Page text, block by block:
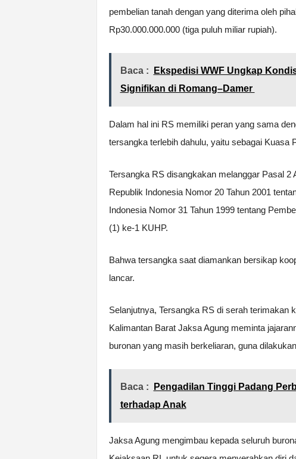
pembelian tanah dengan yang diterima oleh
Rp30.000.000.000 (tiga puluh miliar rupiah).
Baca :
Ekspedisi WWF Ungkap
Signifikan di Romang–Damer
Dalam hal ini RS memiliki peran yang sama
tersangka terlebih dahulu, yaitu sebagai Kuasa
Tersangka RS disangkakan melanggar Pasal
Republik Indonesia Nomor 20 Tahun 2001
Indonesia Nomor 31 Tahun 1999 tentang
(1) ke-1 KUHP.
Bahwa tersangka saat diamankan bersikap
lancar.
Selanjutnya, Tersangka RS di serah terimakan
Kalimantan Barat Jaksa Agung meminta
buronan yang masih berkeliaran, guna
Baca :
Pengadilan Tinggi Padang
terhadap Anak
Jaksa Agung mengimbau kepada seluruh